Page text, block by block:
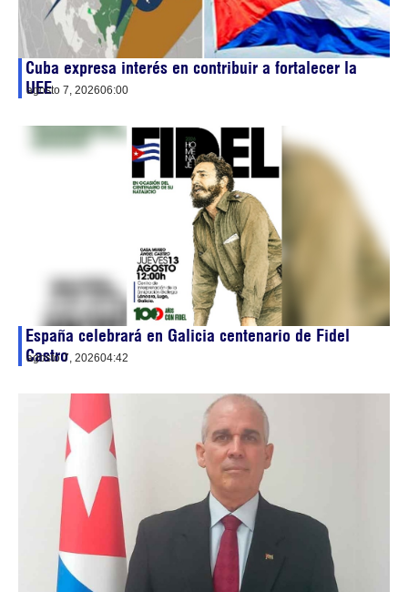
Cuba expresa interés en contribuir a fortalecer la
UEE
agosto 7, 202606:00
España celebrará en Galicia centenario de Fidel
Castro
agosto 7, 202604:42